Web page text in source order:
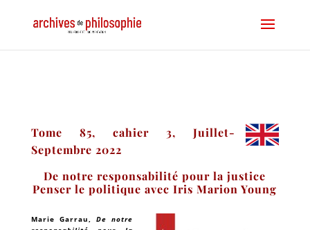
Tome 85, cahier 3, Juillet-
Septembre 2022
De notre responsabilité pour la justice
Penser le politique avec Iris Marion Young
Marie Garrau,De notre